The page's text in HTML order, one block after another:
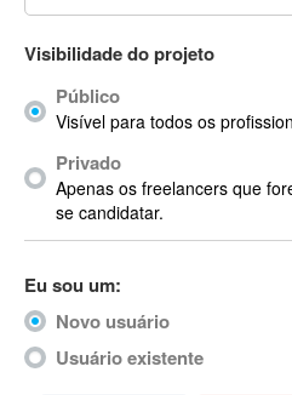
ACID Pro
ACPI
Acrobat
Acrobat X
Acronis
ACT
Actimize
ActionScript
ActionScript 3
Visibilidade do projeto
Público
Visível para todos os
Privado
Apenas os freelancers que
se candidatar.
Eu sou um:
Novo usuário
Usuário existente